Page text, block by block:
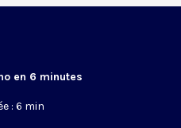
en 6 minutes
: 6 min